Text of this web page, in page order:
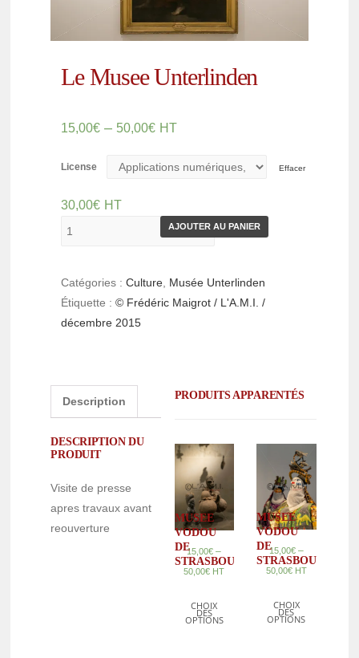
Le Musee Unterlinden
15,00€ – 50,00€ HT
License Effacer
30,00€ HT
AJOUTER AU PANIER
Catégories :Culture Musée Unterlinden
Étiquette :© Frédéric Maigrot / L'A.M.I. /
décembre 2015
Description
DESCRIPTION DU
PRODUIT
Visite de presse
apres travaux avant
reouverture
PRODUITS APPARENTÉS
MUSEE
VODOU
DE
STRASBOURG
15,00€ –
50,00€ HT
CHOIX
DES
OPTIONS
MUSEE
VODOU
DE
STRASBOURG
15,00€–
50,00€ HT
CHOIX
DES
OPTIONS